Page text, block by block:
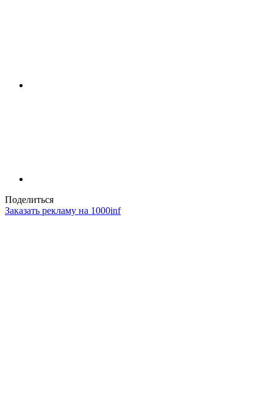
Поделиться
Заказать рекламу на 1000inf